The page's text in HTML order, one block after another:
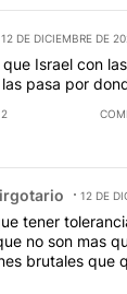
12 DE DICIEMBRE DE
Israel con
pasa por
2
12 DE
tener
no son mas
brutales que